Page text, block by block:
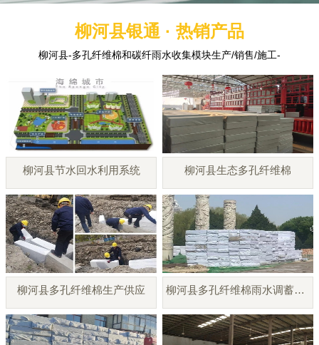
柳河县银通 · 热销产品
柳河县-多孔纤维棉和碳纤雨水收集模块生产/销售/施工-
柳河县节水回水利用系统 柳河县生态多孔纤维棉
柳河县多孔纤维棉生产供应 柳河县多孔纤维棉雨水调蓄模块